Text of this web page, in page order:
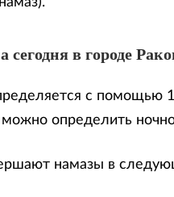
сегодня в городе
с помощью
определить
намазы в